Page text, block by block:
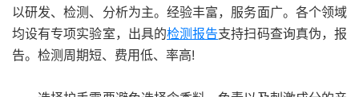
以研发、检测、分析为主。经验丰富，服务面广。各个领域
均设有专项实验室，出具的检测报告支持扫码查询真伪，报
告。检测周期短、费用低、率高!